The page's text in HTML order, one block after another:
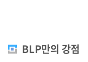
BLP만의 강점